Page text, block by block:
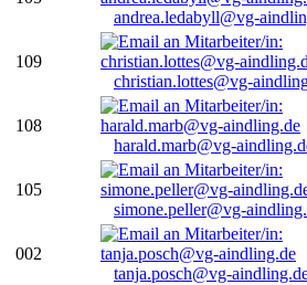
andrea.ledabyll@vg-
109
christian.lottes@vg-
108
harald.marb@vg-
105
simone.peller@vg-
002
tanja.posch@vg-